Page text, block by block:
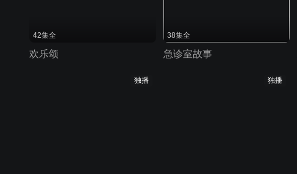
42集全
欢乐颂
38集全
急诊室故事
独播 独播